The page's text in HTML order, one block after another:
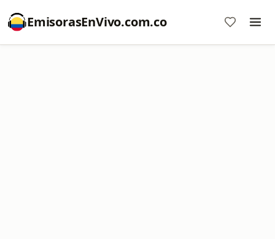
EmisorasEnVivo.com.co